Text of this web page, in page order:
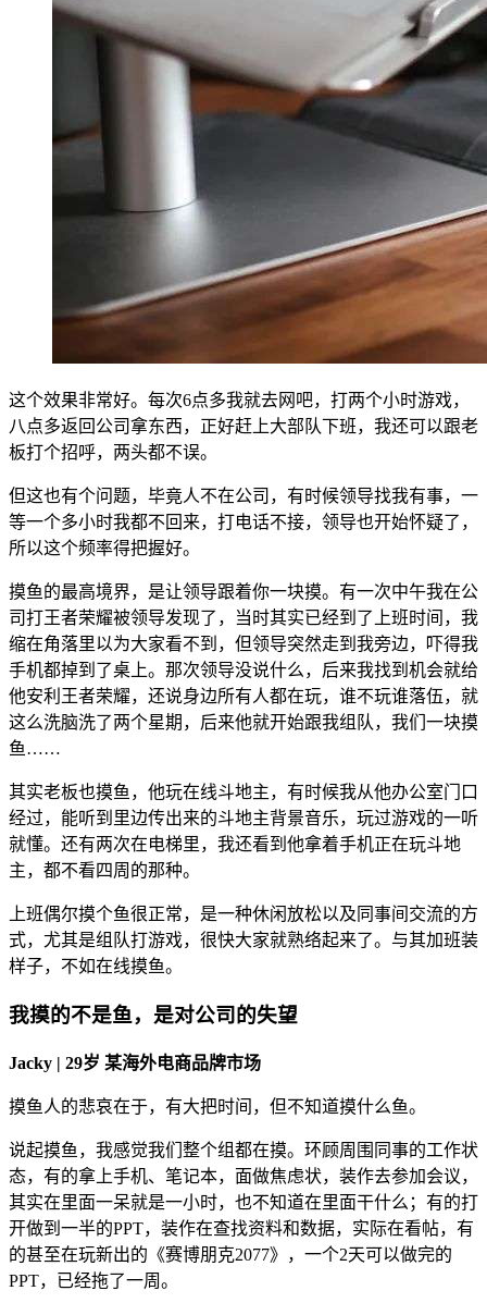
这个效果非常好。每次6点多我就去网吧，打两个小时游戏，
八点多返回公司拿东西，正好赶上大部队下班，我还可以跟老
板打个招呼，两头都不误。
但这也有个问题，毕竟人不在公司，有时候领导找我有事，一
等一个多小时我都不回来，打电话不接，领导也开始怀疑了，
所以这个频率得把握好。
摸鱼的最高境界，是让领导跟着你一块摸。有一次中午我在公
司打王者荣耀被领导发现了，当时其实已经到了上班时间，我
缩在角落里以为大家看不到，但领导突然走到我旁边，吓得我
手机都掉到了桌上。那次领导没说什么，后来我找到机会就给
他安利王者荣耀，还说身边所有人都在玩，谁不玩谁落伍，就
这么洗脑洗了两个星期，后来他就开始跟我组队，我们一块摸
鱼……
其实老板也摸鱼，他玩在线斗地主，有时候我从他办公室门口
经过，能听到里边传出来的斗地主背景音乐，玩过游戏的一听
就懂。还有两次在电梯里，我还看到他拿着手机正在玩斗地
主，都不看四周的那种。
上班偶尔摸个鱼很正常，是一种休闲放松以及同事间交流的方
式，尤其是组队打游戏，很快大家就熟络起来了。与其加班装
样子，不如在线摸鱼。
我摸的不是鱼，是对公司的失望
Jacky | 29岁 某海外电商品牌市场
摸鱼人的悲哀在于，有大把时间，但不知道摸什么鱼。
说起摸鱼，我感觉我们整个组都在摸。环顾周围同事的工作状
态，有的拿上手机、笔记本，面做焦虑状，装作去参加会议，
其实在里面一呆就是一小时，也不知道在里面干什么；有的打
开做到一半的PPT，装作在查找资料和数据，实际在看帖，有
的甚至在玩新出的《赛博朋克2077》，一个2天可以做完的
PPT，已经拖了一周。